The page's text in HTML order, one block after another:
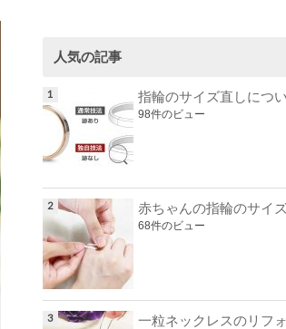
人気の記事
指輪のサイズ直しにつ
98件のビュー
赤ちゃんの指輪のサイ
68件のビュー
一粒ネックレスのリフ